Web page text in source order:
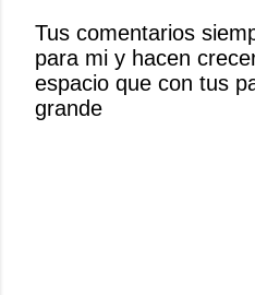
u
n
c
o
Tus comentarios
para mi y hacen
espacio que con tus
grande